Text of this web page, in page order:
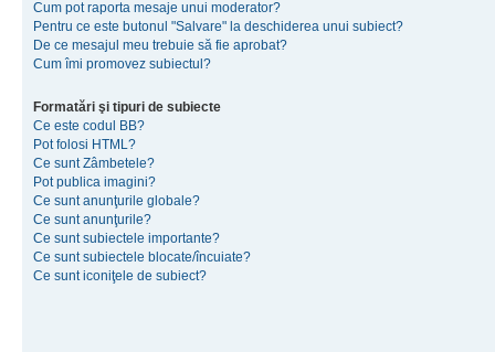
Cum pot raporta mesaje unui moderator?
Pentru ce este butonul "Salvare" la deschiderea unui subiect?
De ce mesajul meu trebuie să fie aprobat?
Cum îmi promovez subiectul?
Formatări şi tipuri de subiecte
Ce este codul BB?
Pot folosi HTML?
Ce sunt Zâmbetele?
Pot publica imagini?
Ce sunt anunţurile globale?
Ce sunt anunţurile?
Ce sunt subiectele importante?
Ce sunt subiectele blocate/încuiate?
Ce sunt iconiţele de subiect?